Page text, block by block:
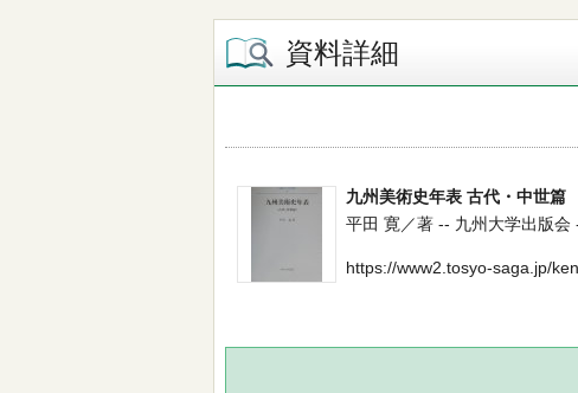
資料詳細
九州美術史年表 古代・中世篇
平田 寛／著 -- 九州大学出版
https://www2.tosyo-saga.jp/